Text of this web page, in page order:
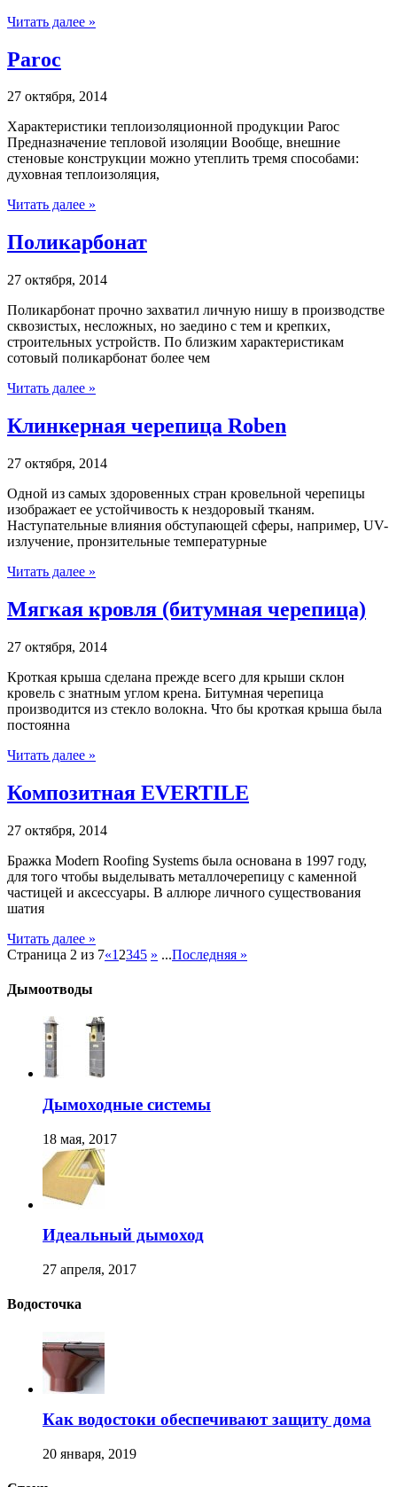
Читать далее »
Paroc
27 октября, 2014
Характеристики теплоизоляционной продукции Paroc
Предназначение тепловой изоляции Вообще, внешние
стеновые конструкции можно утеплить тремя способами:
духовная теплоизоляция,
Читать далее »
Поликарбонат
27 октября, 2014
Поликарбонат прочно захватил личную нишу в производстве
сквозистых, несложных, но заедино с тем и крепких,
строительных устройств. По близким характеристикам
сотовый поликарбонат более чем
Читать далее »
Клинкерная черепица Roben
27 октября, 2014
Одной из самых здоровенных стран кровельной черепицы
изображает ее устойчивость к нездоровый тканям.
Наступательные влияния обступающей сферы, например, UV-
излучение, пронзительные температурные
Читать далее »
Мягкая кровля (битумная черепица)
27 октября, 2014
Кроткая крыша сделана прежде всего для крыши склон
кровель с знатным углом крена. Битумная черепица
производится из стекло волокна. Что бы кроткая крыша была
постоянна
Читать далее »
Композитная EVERTILE
27 октября, 2014
Бражка Modern Roofing Systems была основана в 1997 году,
для того чтобы выделывать металлочерепицу с каменной
частицей и аксессуары. В аллюре личного существования
шатия
Читать далее »
Страница 2 из 7«1 2345 » ...Последняя »
Дымоотводы
Дымоходные системы
18 мая, 2017
Идеальный дымоход
27 апреля, 2017
Водосточка
Как водостоки обеспечивают защиту дома
20 января, 2019